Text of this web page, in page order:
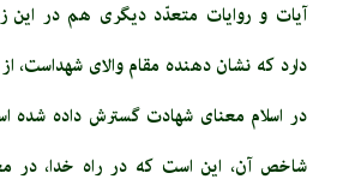
آيات و روايات متعدّد ديگرى هم در اين
دارد كه نشان دهنده مقام والاى شهداست،
در اسلام معناى شهادت گسترش داده شده
شاخص آن، اين است كه در راه خدا، در